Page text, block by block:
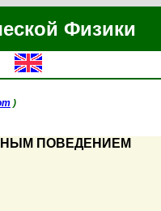
Физики
)
ПОВЕДЕНИЕМ